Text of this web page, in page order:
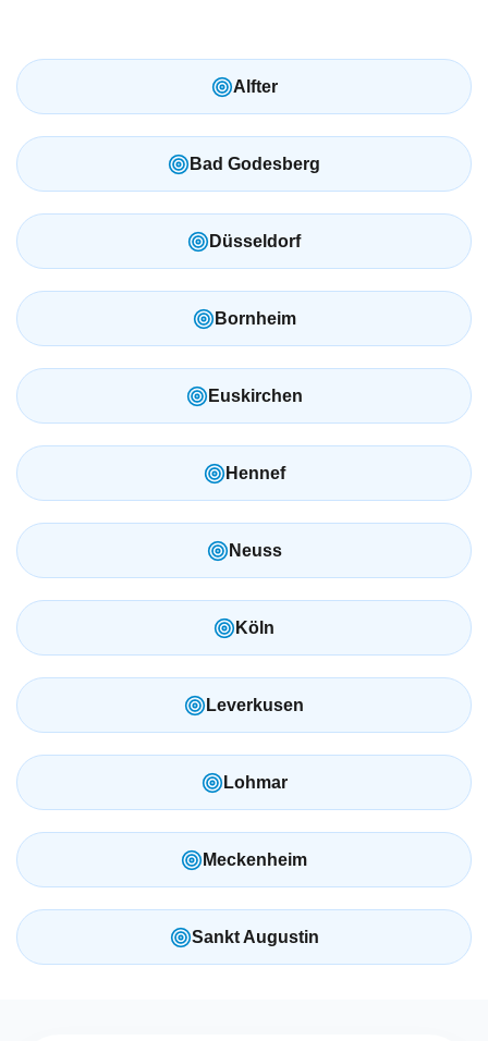
Alfter
Bad Godesberg
Düsseldorf
Bornheim
Euskirchen
Hennef
Neuss
Köln
Leverkusen
Lohmar
Meckenheim
Sankt Augustin